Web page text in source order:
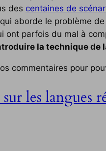
des centaines de
aborde le problème
ont parfois du mal à
la technique de
commentaires pour
les langues